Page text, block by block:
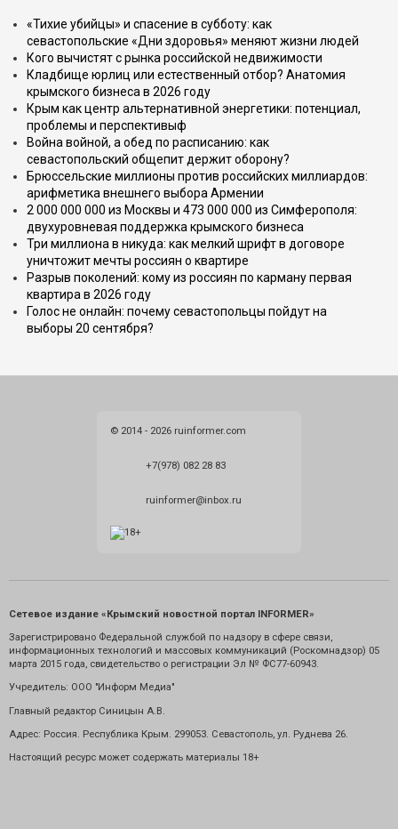
«Тихие убийцы» и спасение в субботу: как
севастопольские «Дни здоровья» меняют жизни людей
Кого вычистят с рынка российской недвижимости
Кладбище юрлиц или естественный отбор? Анатомия
крымского бизнеса в 2026 году
Крым как центр альтернативной энергетики: потенциал,
проблемы и перспективыф
Война войной, а обед по расписанию: как
севастопольский общепит держит оборону?
Брюссельские миллионы против российских миллиардов:
арифметика внешнего выбора Армении
2 000 000 000 из Москвы и 473 000 000 из Симферополя:
двухуровневая поддержка крымского бизнеса
Три миллиона в никуда: как мелкий шрифт в договоре
уничтожит мечты россиян о квартире
Разрыв поколений: кому из россиян по карману первая
квартира в 2026 году
Голос не онлайн: почему севастопольцы пойдут на
выборы 20 сентября?
© 2014 - 2026 ruinformer.com
+7(978) 082 28 83
ruinformer@inbox.ru
Сетевое издание «Крымский новостной портал INFORMER»
Зарегистрировано Федеральной службой по надзору в сфере связи,
информационных технологий и массовых коммуникаций (Роскомнадзор) 05
марта 2015 года, свидетельство о регистрации Эл № ФС77-60943.
Учредитель: ООО "Информ Медиа"
Главный редактор Синицын А.В.
Адрес: Россия. Республика Крым. 299053. Севастополь, ул. Руднева 26.
Настоящий ресурс может содержать материалы 18+